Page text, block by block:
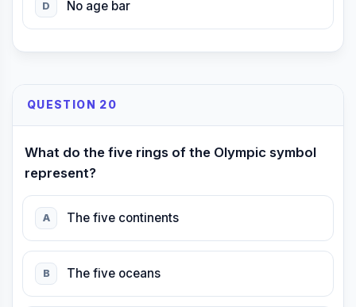
D No age bar
QUESTION 20
What do the five rings of the Olympic symbol
represent?
A The five continents
B The five oceans